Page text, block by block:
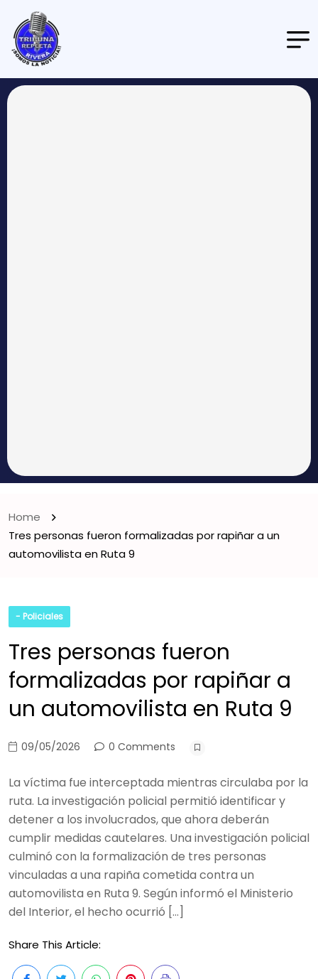
Home
Tres personas fueron formalizadas por rapiñar a un
automovilista en Ruta 9
- Policiales
Tres personas fueron
formalizadas por rapiñar a
un automovilista en Ruta 9
09/05/2026 0 Comments
La víctima fue interceptada mientras circulaba por la
ruta. La investigación policial permitió identificar y
detener a los involucrados, que ahora deberán
cumplir medidas cautelares. Una investigación policial
culminó con la formalización de tres personas
vinculadas a una rapiña cometida contra un
automovilista en Ruta 9. Según informó el Ministerio
del Interior, el hecho ocurrió […]
Share This Article: